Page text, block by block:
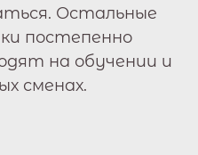
Остальные
постепенно
на обучении и
сменах.